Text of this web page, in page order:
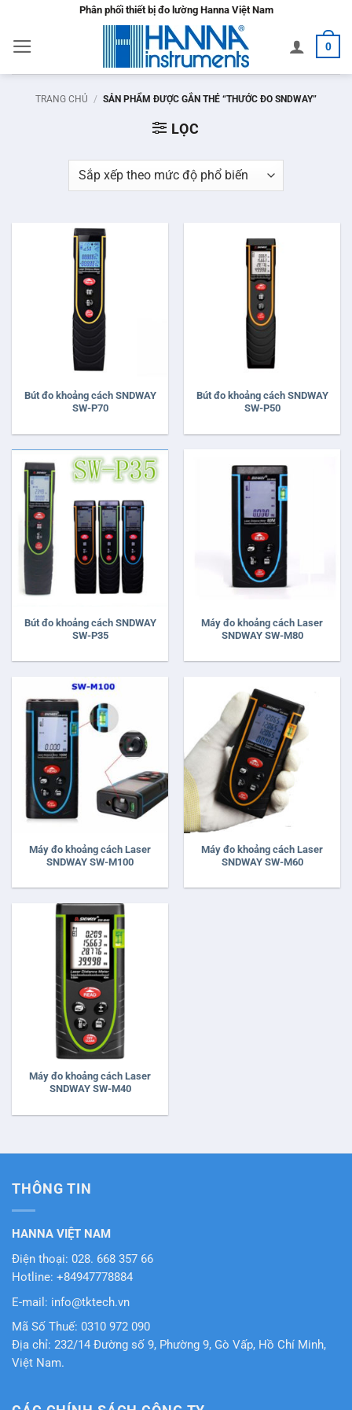
nội
dung
Phân phối thiết bị đo lường Hanna Việt Nam
0
TRANG CHỦ / SẢN PHẨM ĐƯỢC GẮN THẺ “THƯỚC ĐO SNDWAY”
LỌC
Bút đo khoảng cách SNDWAY
SW-P70
Bút đo khoảng cách SNDWAY
SW-P50
Bút đo khoảng cách SNDWAY
SW-P35
Máy đo khoảng cách Laser
SNDWAY SW-M80
Máy đo khoảng cách Laser
SNDWAY SW-M100
Máy đo khoảng cách Laser
SNDWAY SW-M60
Máy đo khoảng cách Laser
SNDWAY SW-M40
THÔNG TIN
HANNA VIỆT NAM
Điện thoại: 028. 668 357 66
Hotline: +84947778884
E-mail: info@tktech.vn
Mã Số Thuế: 0310 972 090
Địa chỉ: 232/14 Đường số 9, Phường 9, Gò Vấp, Hồ Chí Minh,
Việt Nam.